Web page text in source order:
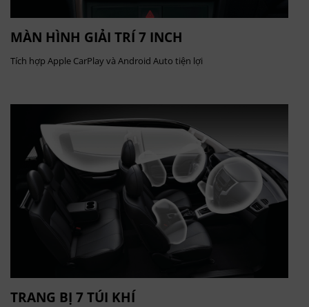
MÀN HÌNH GIẢI TRÍ 7 INCH
Tích hợp Apple CarPlay và Android Auto tiện lợi
TRANG BỊ 7 TÚI KHÍ